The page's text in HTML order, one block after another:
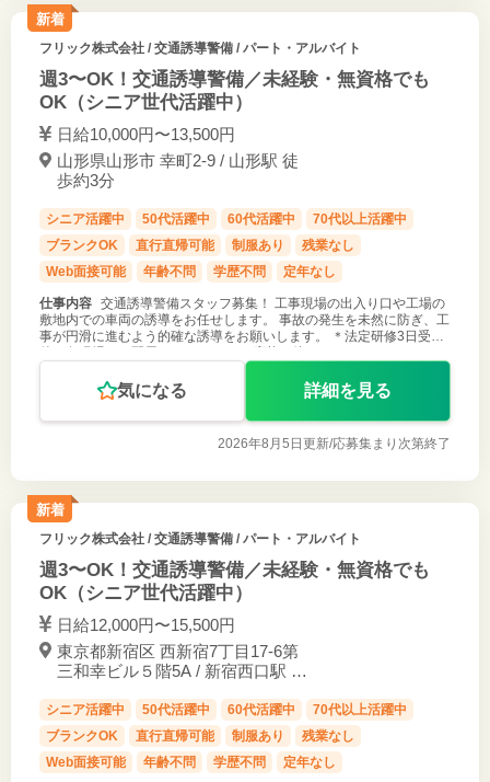
新着
フリック株式会社/ 交通誘導警備 / パート・アルバイト
週3〜OK！交通誘導警備／未経験・無資格でも
OK（シニア世代活躍中）
日給10,000円〜13,500円
山形県山形市 幸町2-9 / 山形駅 徒
歩約3分
シニア活躍中 50代活躍中 60代活躍中
70代以上活躍中
ブランクOK
直行直帰可能 制服あり
残業なし
Web面接可能
年齢不問 学歴不問 定年なし
仕事内容 交通誘導警備スタッフ募集！ 工事現場の出入り口や工場の
敷地内での車両の誘導をお任せします。 事故の発生を未然に防ぎ、工
事が円滑に進むよう的確な誘導をお願いします。 ＊法定研修3日受講
後、各現場への配属となります。 ご応募お待ちしております！
気になる 詳細を見る
2026年8月5日更新/応募集まり次第終了
新着
フリック株式会社/ 交通誘導警備 / パート・アルバイト
週3〜OK！交通誘導警備／未経験・無資格でも
OK（シニア世代活躍中）
日給12,000円〜15,500円
東京都新宿区 西新宿7丁目17-6第
三和幸ビル５階5A / 新宿西口駅 徒
シニア活躍中 50代活躍中 60代活躍中
70代以上活躍中
ブランクOK
直行直帰可能 制服あり
残業なし
Web面接可能
年齢不問 学歴不問 定年なし